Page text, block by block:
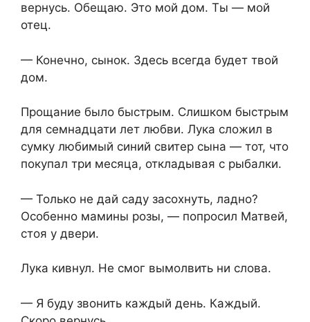
вернусь. Обещаю. Это мой дом. Ты — мой
отец.
— Конечно, сынок. Здесь всегда будет твой
дом.
Прощание было быстрым. Слишком быстрым
для семнадцати лет любви. Лука сложил в
сумку любимый синий свитер сына — тот, что
покупал три месяца, откладывая с рыбалки.
— Только не дай саду засохнуть, ладно?
Особенно мамины розы, — попросил Матвей,
стоя у двери.
Лука кивнул. Не смог вымолвить ни слова.
— Я буду звонить каждый день. Каждый.